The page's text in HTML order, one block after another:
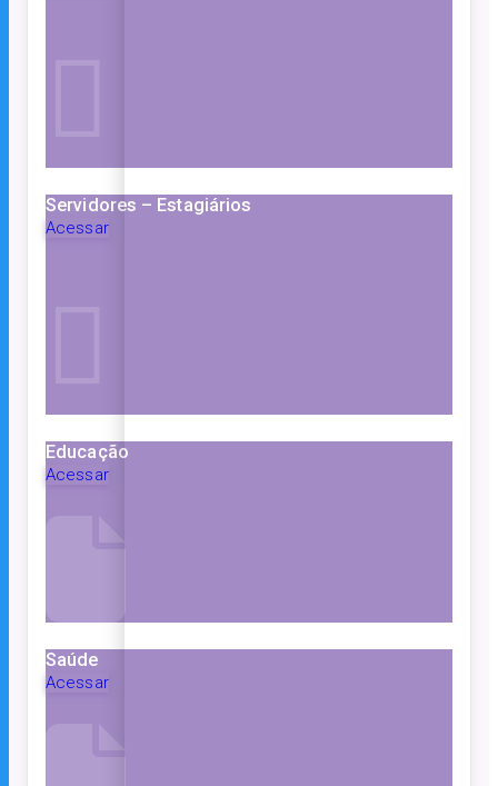
Servidores – Estagiários
Acessar
Educação
Acessar
Saúde
Acessar